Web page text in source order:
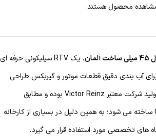
محصول هستند
، یک RTV سیلیکونی حرفه ای
آب بندی دقیق قطعات موتور و گیربکس طراحی
شده است. این محصول تولید شرکت معتبر Victor Reinz بوده و مطابق
استانداردهای جهانی OEM ساخته می شود؛ به همین دلیل در بسیاری از کارخانه
های تخصصی مورد استفاده قرار می گیرد.